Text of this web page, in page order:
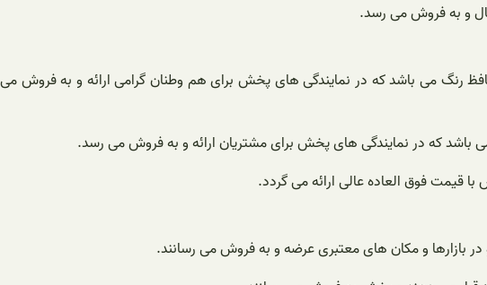
و به فروش می رسد.
رنگ می باشد که در نمایندگی های پخش برای هم وطنان گرامی ارائه و به فروش می
باشد که در نمایندگی های پخش برای مشتریان ارائه و به فروش می رسد.
قیمت فوق العاده عالی ارائه می گردد.
بازارها و مکان های معتبری عرضه و به فروش می رسانند.